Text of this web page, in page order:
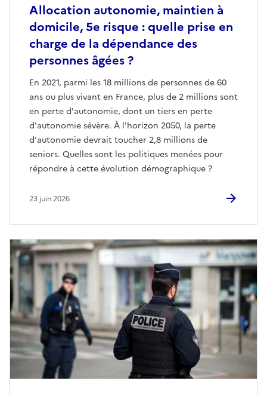
Allocation autonomie, maintien à
domicile, 5e risque : quelle prise en
charge de la dépendance des
personnes âgées ?
En 2021, parmi les 18 millions de personnes de 60
ans ou plus vivant en France, plus de 2 millions sont
en perte d'autonomie, dont un tiers en perte
d'autonomie sévère. À l'horizon 2050, la perte
d'autonomie devrait toucher 2,8 millions de
seniors. Quelles sont les politiques menées pour
répondre à cette évolution démographique ?
23 juin 2026